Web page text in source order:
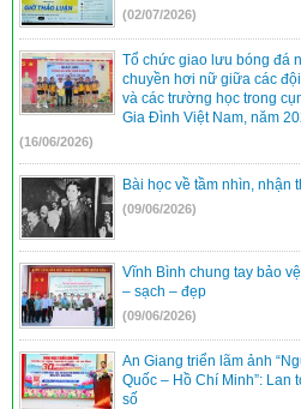
(02/07/2026)
Tổ chức giao lưu bóng đá
chuyền hơi nữ giữa các
và các trường học trong
Gia Đình Việt Nam, năm
(16/06/2026)
Bài học về tầm nhìn, nhận
(09/06/2026)
Vĩnh Bình chung tay bảo
– sạch – đẹp
(09/06/2026)
An Giang triển lãm ảnh
Quốc – Hồ Chí Minh”: Lan
số